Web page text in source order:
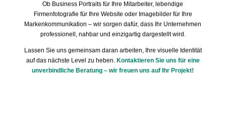
Ob Business Portraits für Ihre Mitarbeiter, lebendige
Firmenfotografie für Ihre Website oder Imagebilder für Ihre
Markenkommunikation – wir sorgen dafür, dass Ihr Unternehmen
professionell, nahbar und einzigartig dargestellt wird.
Lassen Sie uns gemeinsam daran arbeiten, Ihre visuelle Identität
auf das nächste Level zu heben. Kontaktieren Sie uns für eine
unverbindliche Beratung – wir freuen uns auf Ihr Projekt!